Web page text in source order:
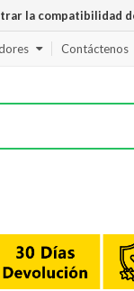
la compatibilidad
Contáctenos